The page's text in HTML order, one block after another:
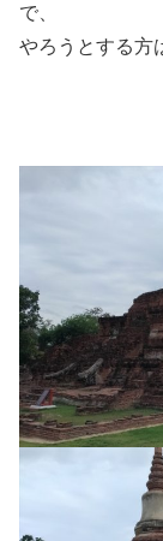
で、
やろうとする方